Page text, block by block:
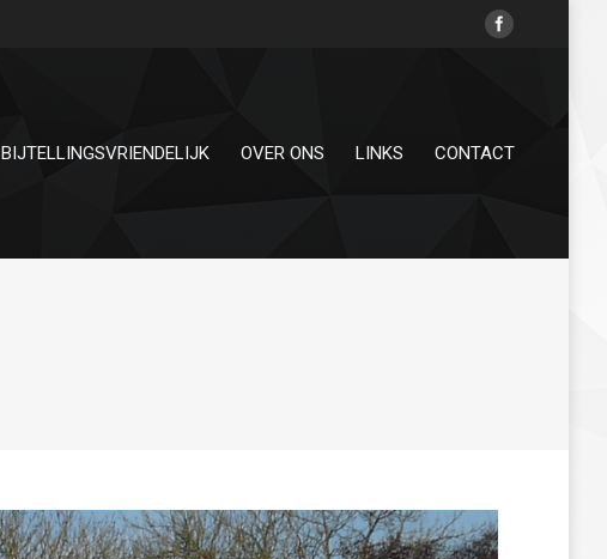
BIJTELLINGSVRIENDELIJK OVER ONS LINKS CONTACT